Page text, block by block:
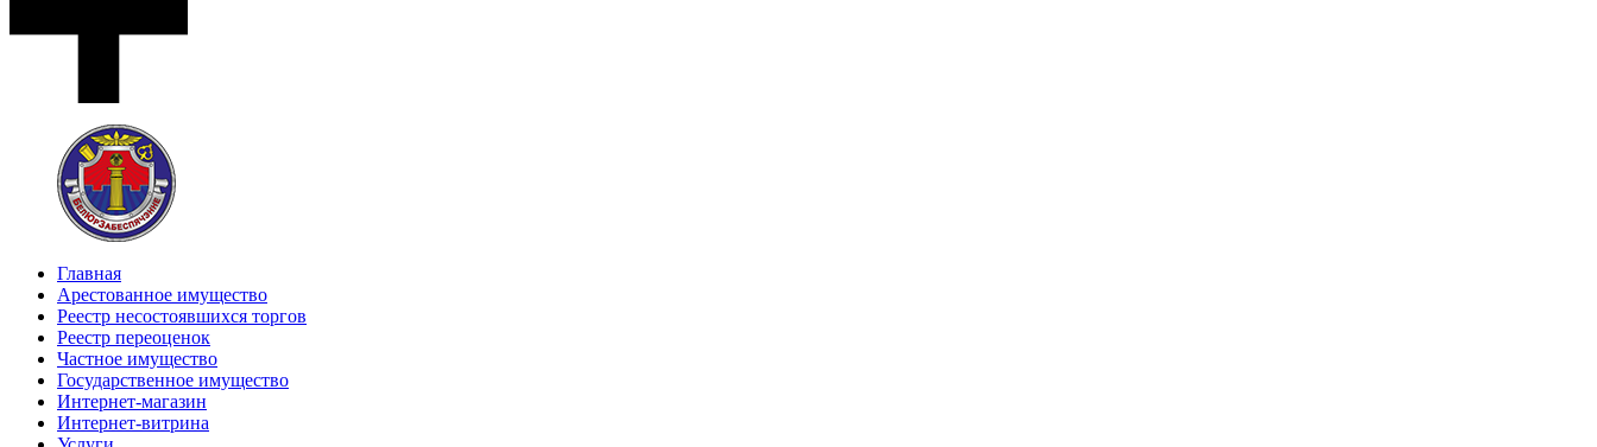
Главная
Арестованное имущество
Реестр несостоявшихся торгов
Реестр переоценок
Частное имущество
Государственное имущество
Интернет-магазин
Интернет-витрина